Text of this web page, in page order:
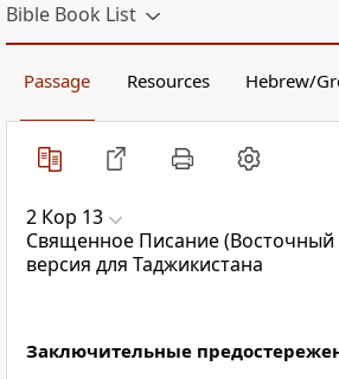
Bible Book List
Passage Resources Hebrew/
2 Кор 13
Священное Писание (Восточный
версия для Таджикистана
Заключительные